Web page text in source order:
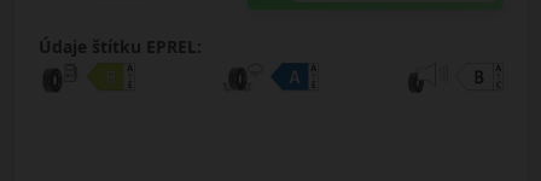
Údaje štítku EPREL: